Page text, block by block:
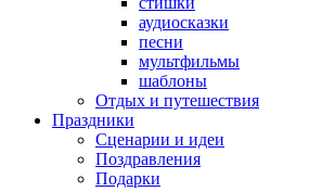
аудиосказки
песни
мультфильмы
шаблоны
Отдых и путешествия
Праздники
Сценарии и идеи
Поздравления
Подарки